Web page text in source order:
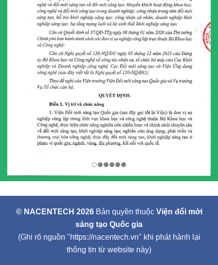
© NACENTECH 2026Bản quyền thuộc Viện đổi mới
sáng tạo Quốc gia
(Ghi rõ nguồn "https://nacentech.vn" khi phát hành lại
thông tin từ website này)